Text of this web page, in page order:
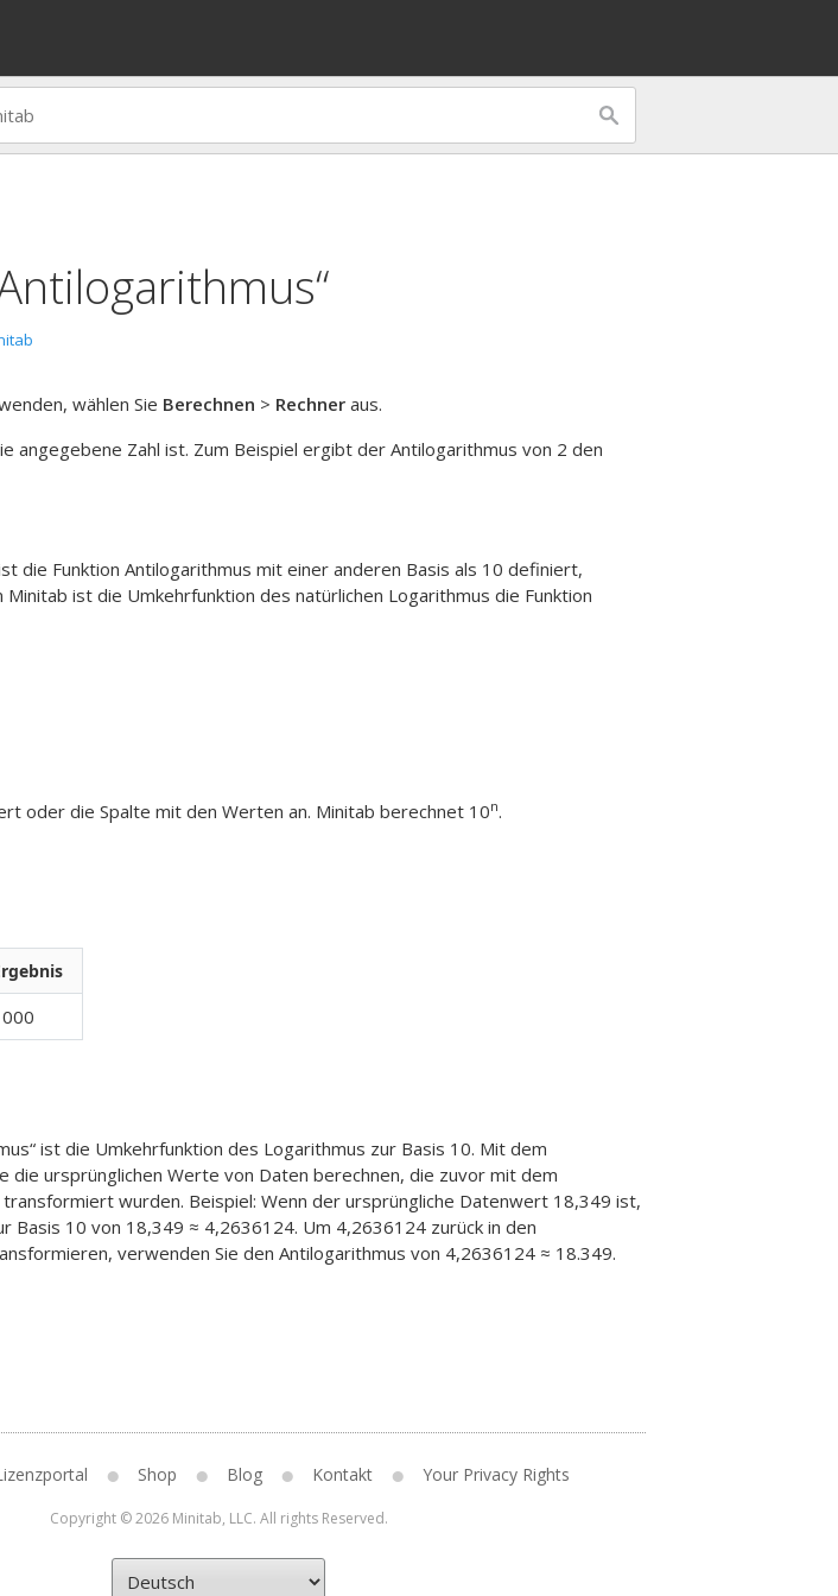
wählen Sie Berechnen > Rechner aus.
angegebene Zahl ist. Zum Beispiel ergibt der Antilogarithmus von 2 den
die Funktion Antilogarithmus mit einer anderen Basis als 10 definiert,
Minitab ist die Umkehrfunktion des natürlichen Logarithmus die Funktion
oder die Spalte mit den Werten an. Minitab berechnet 10n.
ist die Umkehrfunktion des Logarithmus zur Basis 10. Mit dem
die ursprünglichen Werte von Daten berechnen, die zuvor mit dem
wurden. Beispiel: Wenn der ursprüngliche Datenwert 18,349 ist,
Basis 10 von 18,349 ≈ 4,2636124. Um 4,2636124 zurück in den
verwenden Sie den Antilogarithmus von 4,2636124 ≈ 18.349.
Shop Blog Kontakt Your Privacy Rights
Copyright © 2026 Minitab, LLC. All rights Reserved.